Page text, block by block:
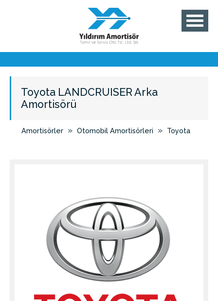
Toyota LANDCRUISER Arka
Amortisörü
Amortisörler » Otomobil Amortisörleri » Toyota